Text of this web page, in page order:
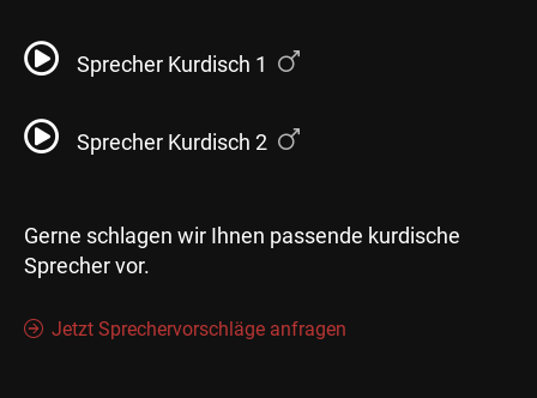
Sprecher Kurdisch 1
Sprecher Kurdisch 2
Gerne schlagen wir Ihnen passende kurdische
Sprecher vor.
Jetzt Sprechervorschläge anfragen